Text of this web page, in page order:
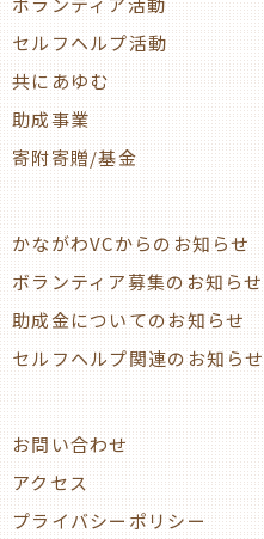
セルフヘルプ活動
共にあゆむ
助成事業
寄附寄贈/基金
かながわVCからのお知らせ
ボランティア募集のお知らせ
助成金についてのお知らせ
セルフヘルプ関連のお知らせ
お問い合わせ
アクセス
プライバシーポリシー